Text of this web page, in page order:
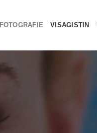
FOTOGRAFIE VISAGISTIN